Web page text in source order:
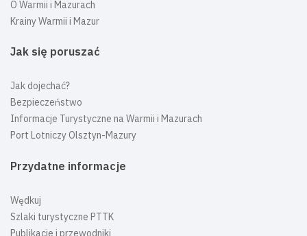
O Warmii i Mazurach
Krainy Warmii i Mazur
Jak się poruszać
Jak dojechać?
Bezpieczeństwo
Informacje Turystyczne na Warmii i Mazurach
Port Lotniczy Olsztyn-Mazury
Przydatne informacje
Wędkuj
Szlaki turystyczne PTTK
Publikacje i przewodniki